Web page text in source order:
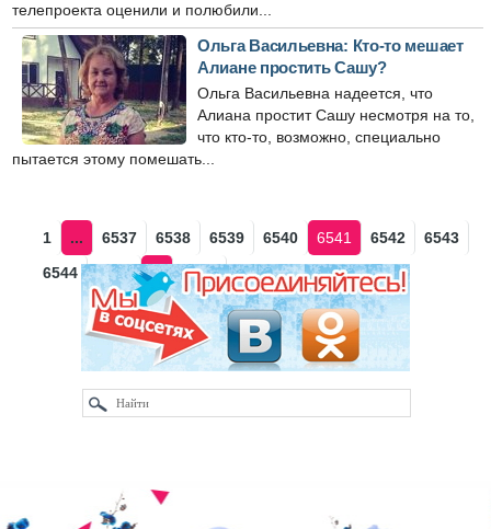
телепроекта оценили и полюбили...
Ольга Васильевна: Кто-то мешает
Алиане простить Сашу?
Ольга Васильевна надеется, что
Алиана простит Сашу несмотря на то,
что кто-то, возможно, специально
пытается этому помешать...
1 ... 6537 6538 6539 6540 6541 6542
6543
6544
6545 ... 6613
Наза
д
Впе
ред